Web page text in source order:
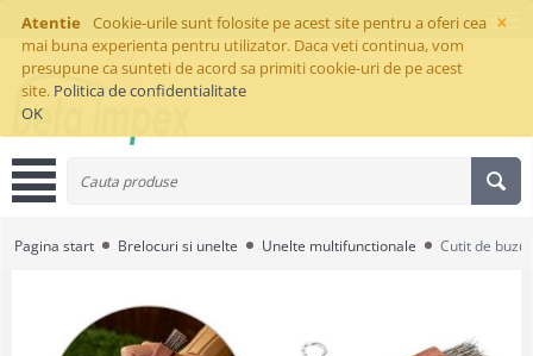
×
Atentie
Cookie-urile sunt folosite pe acest site pentru a oferi cea
mai buna experienta pentru utilizator. Daca veti continua, vom
presupune ca sunteti de acord sa primiti cookie-uri de pe acest
site. Politica de confidentialitate
OK
Pagina start Brelocuri si unelte Unelte multifunctionale Cutit de